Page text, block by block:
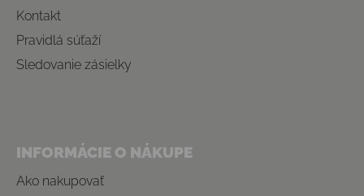
Kontakt
Pravidlá súťaží
Sledovanie zásielky
INFORMÁCIE O NÁKUPE
Ako nakupovať